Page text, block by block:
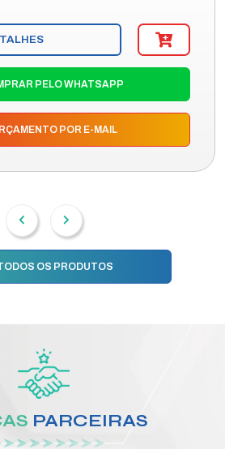
PELO WHATSAPP
POR E-MAIL
OS PRODUTOS
PARCEIRAS